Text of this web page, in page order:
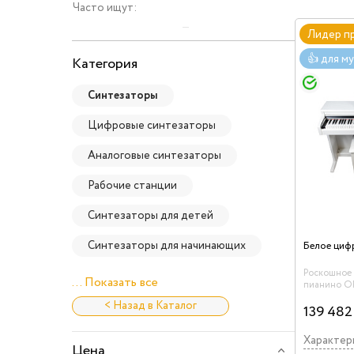
Часто ищут:
Категория
Синтезаторы
Цифровые синтезаторы
Аналоговые синтезаторы
Рабочие станции
Синтезаторы для детей
Синтезаторы для начинающих
... Показать все
< Назад в Каталог
Лидер
👍 для
пианино
очень
139